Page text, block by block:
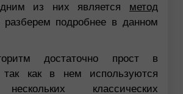
из них является метод
подробнее в данном
достаточно прост в
так как в нем используются
классических